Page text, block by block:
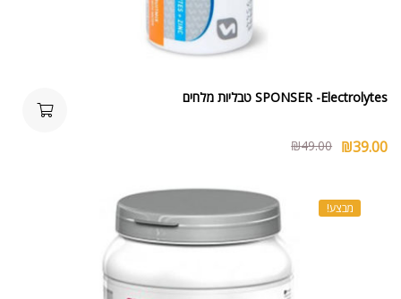
SPONSER -Electrolytes טבליות מלחים
₪49.00 ₪39.00
מבצע!